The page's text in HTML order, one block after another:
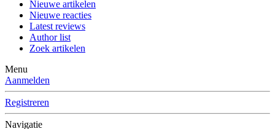
Nieuwe artikelen
Nieuwe reacties
Latest reviews
Author list
Zoek artikelen
Menu
Aanmelden
Registreren
Navigatie